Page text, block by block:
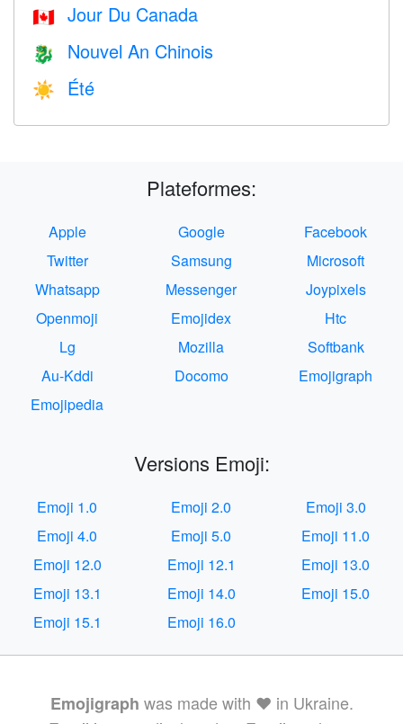
🇨🇦 Jour Du Canada
🐉 Nouvel An Chinois
☀️ Été
Plateformes:
Apple Google
Facebook
Twitter
Samsung
Microsoft
Whatsapp
Messenger
Joypixels
Openmoji
Emojidex
Htc
Lg
Mozilla
Softbank
Au-Kddi
Docomo
Emojigraph
Emojipedia
Versions Emoji:
Emoji 1.0 Emoji 2.0
Emoji 3.0
Emoji 4.0
Emoji 5.0
Emoji 11.0
Emoji 12.0
Emoji 12.1
Emoji 13.0
Emoji 13.1
Emoji 14.0
Emoji 15.0
Emoji 15.1
Emoji 16.0
Emojigraph was made with ❤️ in Ukraine.